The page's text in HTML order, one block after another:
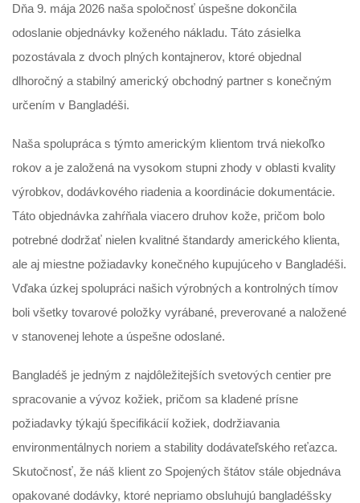
Dňa 9. mája 2026 naša spoločnosť úspešne dokončila
odoslanie objednávky koženého nákladu. Táto zásielka
pozostávala z dvoch plných kontajnerov, ktoré objednal
dlhoročný a stabilný americký obchodný partner s konečným
určením v Bangladéši.
Naša spolupráca s týmto americkým klientom trvá niekoľko
rokov a je založená na vysokom stupni zhody v oblasti kvality
výrobkov, dodávkového riadenia a koordinácie dokumentácie.
Táto objednávka zahŕňala viacero druhov kože, pričom bolo
potrebné dodržať nielen kvalitné štandardy amerického klienta,
ale aj miestne požiadavky konečného kupujúceho v Bangladéši.
Vďaka úzkej spolupráci našich výrobných a kontrolných tímov
boli všetky tovarové položky vyrábané, preverované a naložené
v stanovenej lehote a úspešne odoslané.
Bangladéš je jedným z najdôležitejších svetových centier pre
spracovanie a vývoz kožiek, pričom sa kladené prísne
požiadavky týkajú špecifikácií kožiek, dodržiavania
environmentálnych noriem a stability dodávateľského reťazca.
Skutočnosť, že náš klient zo Spojených štátov stále objednáva
opakované dodávky, ktoré nepriamo obsluhujú bangladéšsky